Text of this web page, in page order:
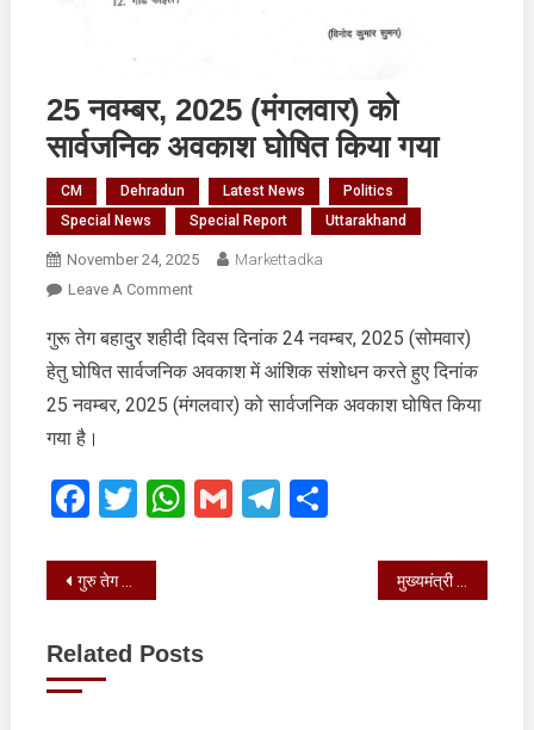
25 नवम्बर, 2025 (मंगलवार) को
सार्वजनिक अवकाश घोषित किया गया
CM Dehradun Latest News
Politics
Special News
Special Report Uttarakhand
November 24, 2025
Markettadka
Leave A CommentOn
नवम्बर,
2025
(मंगलवार)
अवकाश
घोषित
गुरू तेग बहादुर शहीदी दिवस दिनांक 24 नवम्बर, 2025 (सोमवार)
हेतु घोषित सार्वजनिक अवकाश में आंशिक संशोधन करते हुए दिनांक
25 नवम्बर, 2025 (मंगलवार) को सार्वजनिक अवकाश घोषित किया
गया है।
Facebook
Twitter
WhatsApp
GmailTelegram
Share
Post
गुरु तेग बहादुर जी ने लोगों को प्रेम, एकता, भाईचारे का संदेश दिया
Related Posts